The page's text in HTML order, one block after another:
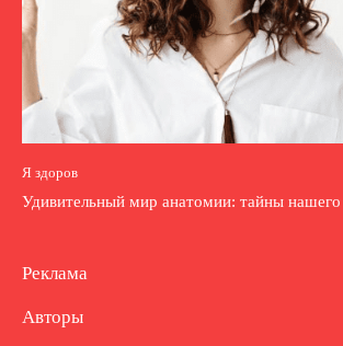
Я здоров
Удивительный мир анатомии: тайны нашего
Реклама
Авторы